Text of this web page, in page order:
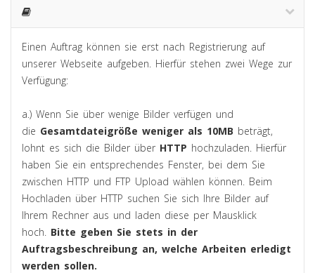
Einen Auftrag können sie erst nach Registrierung auf
unserer Webseite aufgeben. Hierfür stehen zwei Wege zur
Verfügung:
a.) Wenn Sie über wenige Bilder verfügen und
die Gesamtdateigröße weniger als 10MB beträgt,
lohnt es sich die Bilder über HTTP hochzuladen. Hierfür
haben Sie ein entsprechendes Fenster, bei dem Sie
zwischen HTTP und FTP Upload wählen können. Beim
Hochladen über HTTP suchen Sie sich Ihre Bilder auf
Ihrem Rechner aus und laden diese per Mausklick
hoch. Bitte geben Sie stets in der
Auftragsbeschreibung an, welche Arbeiten erledigt
werden sollen.